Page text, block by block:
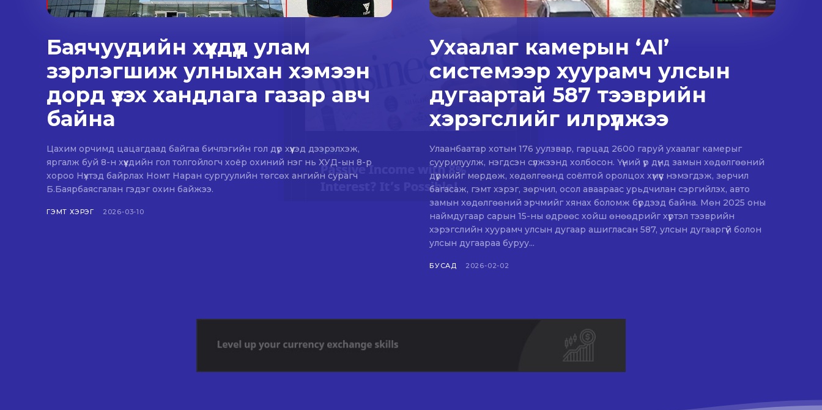
Баячуудийн хүүхдүүд улам
зэрлэгшиж улныхан хэмээн
дорд үзэх хандлага газар авч
байна
Цахим орчимд цацагдаад байгаа бичлэгийн гол дүр хүүхэд дээрэлхэж,
яргалж буй 8-н хүүхдийн гол толгойлогч хоёр охиний нэг нь ХУД-ын 8-р
хороо Нүхтэд байрлах Номт Наран сургуулийн төгсөх ангийн сурагч
Б.Баярбаясгалан гэдэг охин байжээ.
ГЭМТ ХЭРЭГ 2026-03-10
Ухаалаг камерын ‘AI’
системээр хуурамч улсын
дугаартай 587 тээврийн
хэрэгслийг илрүүлжээ
Улаанбаатар хотын 176 уулзвар, гарцад 2600 гаруй ухаалаг камерыг
суурилуулж, нэгдсэн сүлжээнд холбосон. Үүний үр дүнд замын хөдөлгөөний
дүрмийг мөрдөж, хөдөлгөөнд соёлтой оролцох хүмүүс нэмэгдэж, зөрчил
багасаж, гэмт хэрэг, зөрчил, осол аваараас урьдчилан сэргийлэх, авто
замын хөдөлгөөний эрчмийг хянах боломж бүрдээд байна. Мөн 2025 оны
наймдугаар сарын 15-ны өдрөөс хойш өнөөдрийг хүртэл тээврийн
хэрэгслийн хуурамч улсын дугаар ашигласан 587, улсын дугааргүй болон
улсын дугаараа буруу...
БУСАД 2026-02-02